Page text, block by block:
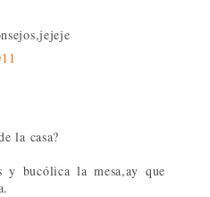
la casa?
y bucólica la mesa,ay que